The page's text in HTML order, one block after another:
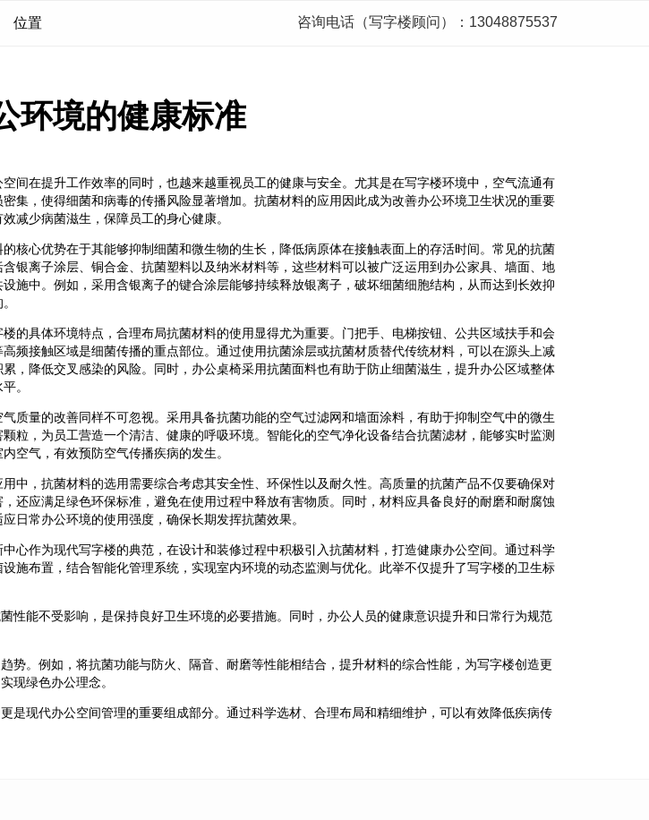
位置 咨询电话（写字楼顾问）：13048875537
环境的健康标准
空间在提升工作效率的同时，也越来越重视员工的健康与安全。尤其是在写字楼环境中，空气流通有
密集，使得细菌和病毒的传播风险显著增加。抗菌材料的应用因此成为改善办公环境卫生状况的重要
减少病菌滋生，保障员工的身心健康。
的核心优势在于其能够抑制细菌和微生物的生长，降低病原体在接触表面上的存活时间。常见的抗菌
含银离子涂层、铜合金、抗菌塑料以及纳米材料等，这些材料可以被广泛运用到办公家具、墙面、地
设施中。例如，采用含银离子的键合涂层能够持续释放银离子，破坏细菌细胞结构，从而达到长效抑
楼的具体环境特点，合理布局抗菌材料的使用显得尤为重要。门把手、电梯按钮、公共区域扶手和会
高频接触区域是细菌传播的重点部位。通过使用抗菌涂层或抗菌材质替代传统材料，可以在源头上减
累，降低交叉感染的风险。同时，办公桌椅采用抗菌面料也有助于防止细菌滋生，提升办公区域整体
。
气质量的改善同样不可忽视。采用具备抗菌功能的空气过滤网和墙面涂料，有助于抑制空气中的微生
颗粒，为员工营造一个清洁、健康的呼吸环境。智能化的空气净化设备结合抗菌滤材，能够实时监测
空气，有效预防空气传播疾病的发生。
用中，抗菌材料的选用需要综合考虑其安全性、环保性以及耐久性。高质量的抗菌产品不仅要确保对
，还应满足绿色环保标准，避免在使用过程中释放有害物质。同时，材料应具备良好的耐磨和耐腐蚀
日常办公环境的使用强度，确保长期发挥抗菌效果。
中心作为现代写字楼的典范，在设计和装修过程中积极引入抗菌材料，打造健康办公空间。通过科学
设施布置，结合智能化管理系统，实现室内环境的动态监测与优化。此举不仅提升了写字楼的卫生标
性能不受影响，是保持良好卫生环境的必要措施。同时，办公人员的健康意识提升和日常行为规范
。例如，将抗菌功能与防火、隔音、耐磨等性能相结合，提升材料的综合性能，为写字楼创造更
现绿色办公理念。
是现代办公空间管理的重要组成部分。通过科学选材、合理布局和精细维护，可以有效降低疾病传